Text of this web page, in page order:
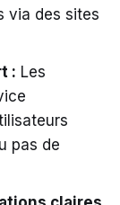
via des sites
: Les
pas de